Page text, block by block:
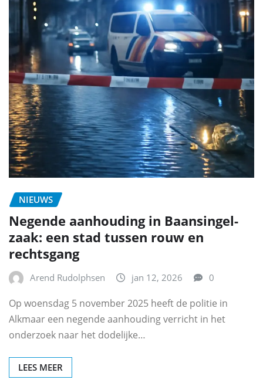
NIEUWS
Negende aanhouding in Baansingel-
zaak: een stad tussen rouw en
rechtsgang
Arend Rudolphsen jan 12, 2026 0
Op woensdag 5 november 2025 heeft de politie in
Alkmaar een negende aanhouding verricht in het
onderzoek naar het dodelijke…
LEES MEER